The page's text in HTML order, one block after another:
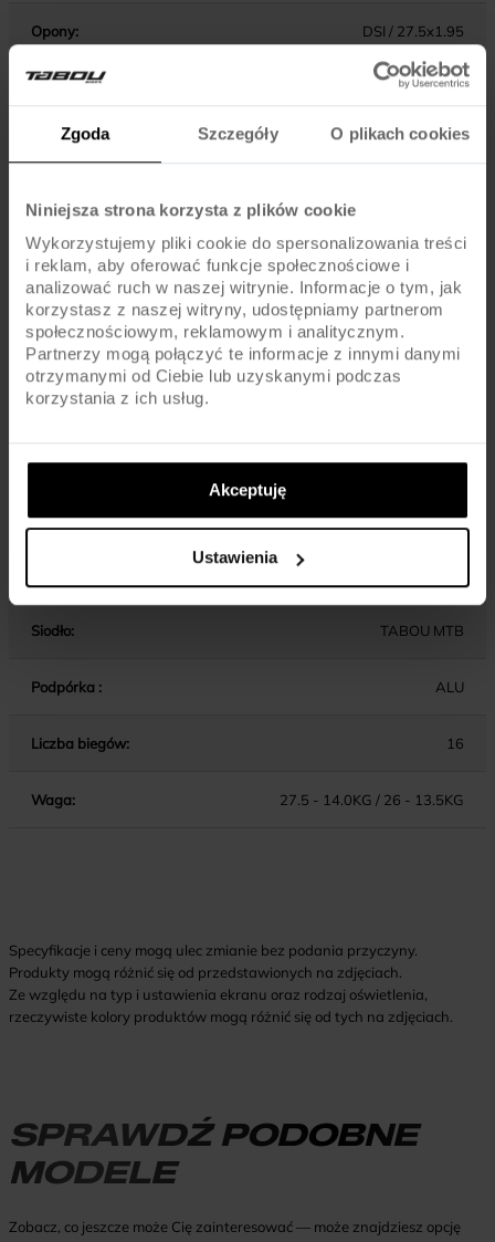
Zgoda Szczegóły O plikach cookies
Niniejsza strona korzysta z plików cookie
Wykorzystujemy pliki cookie do spersonalizowania treści
i reklam, aby oferować funkcje społecznościowe i
analizować ruch w naszej witrynie. Informacje o tym, jak
korzystasz z naszej witryny, udostępniamy partnerom
społecznościowym, reklamowym i analitycznym.
Partnerzy mogą połączyć te informacje z innymi danymi
otrzymanymi od Ciebie lub uzyskanymi podczas
korzystania z ich usług.
Akceptuję
Ustawienia
Opony: DSI / 27.5x1.95
AV / SCHRADER
Hamulce: SHIMANO DISC BRAKE MT200 / 160MM ROTORS
Dźwignie hamulca: SHIMANO ALTUS ST-EF505
Pedały : STANDARD
Kierownica:
Chwyty kierownicy: MTB
Wspornik kierownicy: ALU / AHEAD / 40MM (13), 60MM (15/17)
Siodło: TABOU MTB
Podpórka : ALU
Liczba biegów: 16
Waga: 27.5 - 14.0KG / 26 - 13.5KG
Specyfikacje i ceny mogą ulec zmianie bez podania przyczyny.
Produkty mogą różnić się od przedstawionych na zdjęciach.
Ze względu na typ i ustawienia ekranu oraz rodzaj oświetlenia,
rzeczywiste kolory produktów mogą różnić się od tych na zdjęciach.
SPRAWDŹ PODOBNE
MODELE
Zobacz, co jeszcze może Cię zainteresować — może znajdziesz opcję